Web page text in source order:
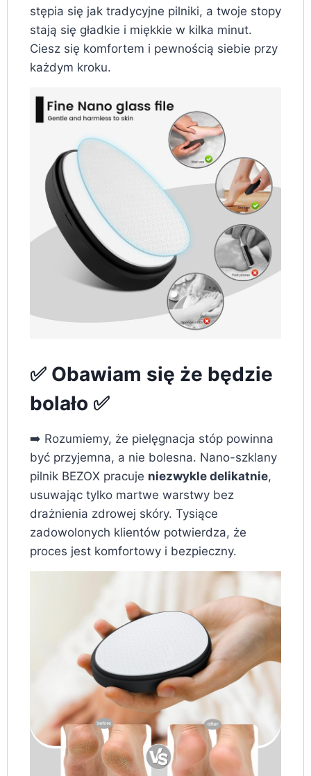
stępia się jak tradycyjne pilniki, a twoje stopy
stają się gładkie i miękkie w kilka minut.
Ciesz się komfortem i pewnością siebie przy
każdym kroku.
✅ Obawiam się że będzie
bolało ✅
➡️ Rozumiemy, że pielęgnacja stóp powinna
być przyjemna, a nie bolesna. Nano-szklany
pilnik BEZOX pracuje niezwykle delikatnie,
usuwając tylko martwe warstwy bez
drażnienia zdrowej skóry. Tysiące
zadowolonych klientów potwierdza, że
proces jest komfortowy i bezpieczny.